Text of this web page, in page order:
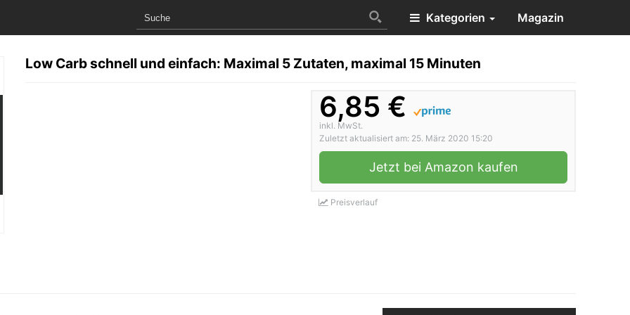
Kategorien Magazin
Low Carb schnell und einfach: Maximal 5 Zutaten, maximal 15 Minuten
6,85 €
inkl. MwSt.
Zuletzt aktualisiert am: 25. März 2020 15:20
Jetzt bei Amazon kaufen
Preisverlauf